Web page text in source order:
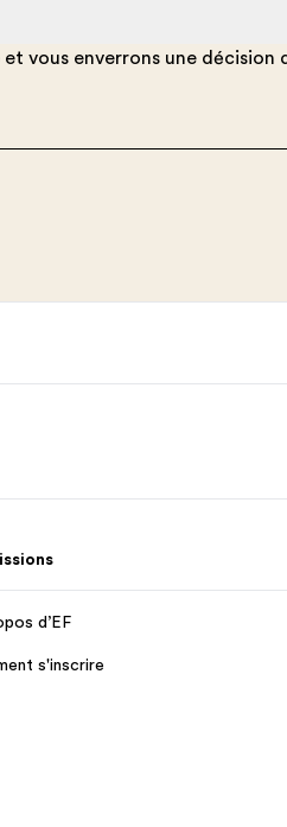
vous enverrons une décision
d’EF
s'inscrire